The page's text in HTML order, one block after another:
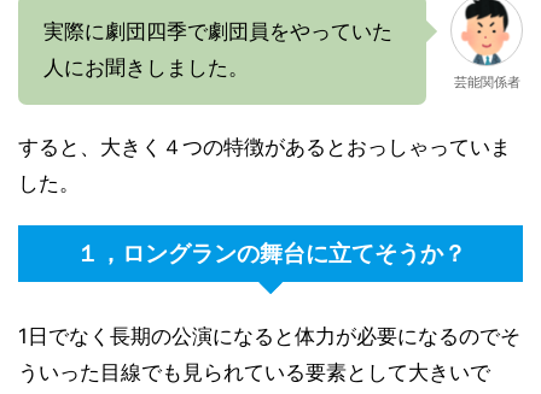
実際に劇団四季で劇団員をやっていた
人にお聞きしました。
芸能関係者
すると、大きく４つの特徴があるとおっしゃっていま
した。
１，ロングランの舞台に立てそうか？
1日でなく長期の公演になると体力が必要になるのでそ
ういった目線でも見られている要素として大きいで